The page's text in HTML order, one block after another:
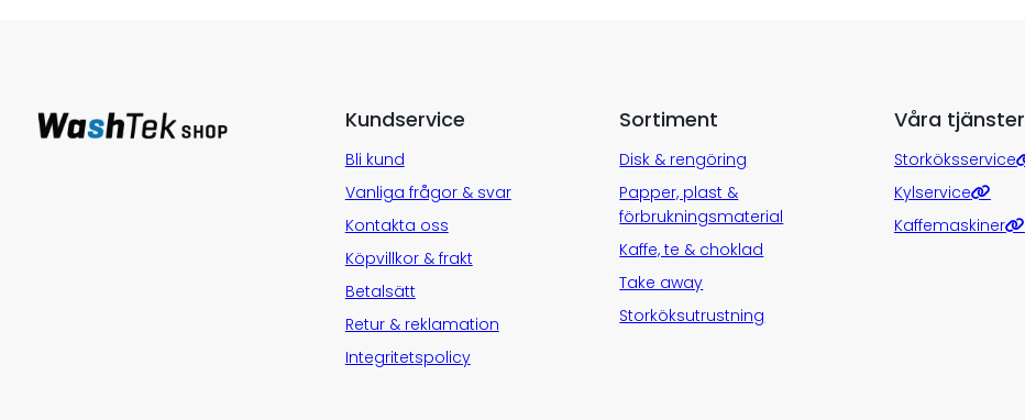
Kundservice
Bli kund
Vanliga frågor & svar
Kontakta oss
Köpvillkor & frakt
Betalsätt
Retur & reklamation
Integritetspolicy
Sortiment
Disk & rengöring
Papper, plast &
förbrukningsmaterial
Kaffe, te & choklad
Take away
Storköksutrustning
Våra tjänster
Storköksservice
Kylservice
Kaffemaskiner